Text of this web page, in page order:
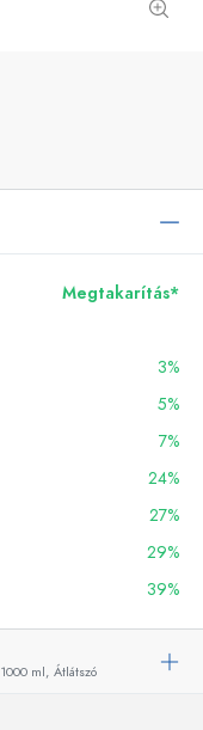
Megtakarítás*
3%
5%
7%
24%
27%
29%
39%
1000 ml, Átlátszó